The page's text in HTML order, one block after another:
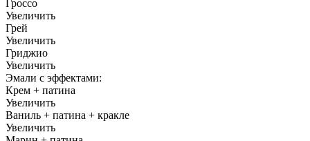
Гроссо
Увеличить
Грей
Увеличить
Гриджио
Увеличить
Эмали с эффектами:
Крем + патина
Увеличить
Ваниль + патина + кракле
Увеличить